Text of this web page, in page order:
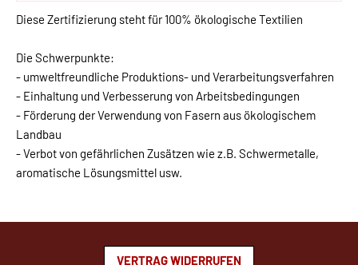
Diese Zertifizierung steht für 100% ökologische Textilien
Die Schwerpunkte:
- umweltfreundliche Produktions- und Verarbeitungsverfahren
- Einhaltung und Verbesserung von Arbeitsbedingungen
- Förderung der Verwendung von Fasern aus ökologischem
Landbau
- Verbot von gefährlichen Zusätzen wie z.B. Schwermetalle,
aromatische Lösungsmittel usw.
VERTRAG WIDERRUFEN